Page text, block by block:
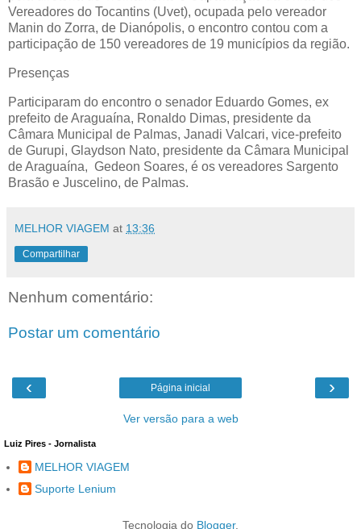
Vereadores do Tocantins (Uvet), ocupada pelo vereador
Manin do Zorra, de Dianópolis, o encontro contou com a
participação de 150 vereadores de 19 municípios da região.
Presenças
Participaram do encontro o senador Eduardo Gomes, ex
prefeito de Araguaína, Ronaldo Dimas, presidente da
Câmara Municipal de Palmas, Janadi Valcari, vice-prefeito
de Gurupi, Glaydson Nato, presidente da Câmara Municipal
de Araguaína, Gedeon Soares, é os vereadores Sargento
Brasão e Juscelino, de Palmas.
MELHOR VIAGEM at 13:36
Compartilhar
Nenhum comentário:
Postar um comentário
‹ ›
Página inicial
Ver versão para a web
Luiz Pires - Jornalista
MELHOR VIAGEM
Suporte Lenium
Tecnologia do Blogger.